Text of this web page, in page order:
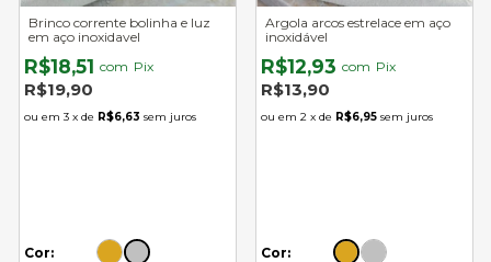
Brinco corrente bolinha e luz
em aço inoxidavel
R$18,51 com Pix
R$19,90
3 x de R$6,63 sem juros
Cor:
Argola arcos estrelace em aço
inoxidável
R$12,93 com Pix
R$13,90
2 x de R$6,95 sem juros
Cor: